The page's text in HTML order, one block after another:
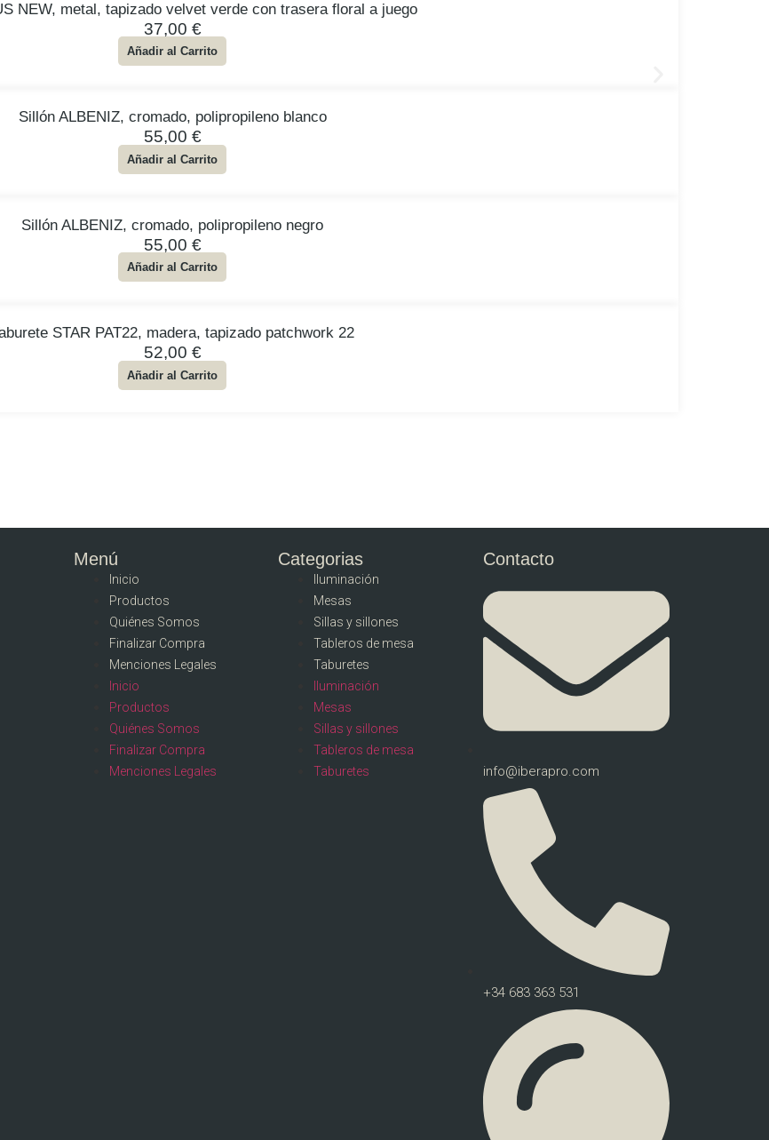
NEW, metal, tapizado velvet verde con trasera floral a juego
37,00 €
Añadir al Carrito
Sillón ALBENIZ, cromado, polipropileno blanco
55,00 €
Añadir al Carrito
Sillón ALBENIZ, cromado, polipropileno negro
55,00 €
Añadir al Carrito
STAR PAT22, madera, tapizado patchwork 22
52,00 €
Añadir al Carrito
Menú
Inicio
Productos
Quiénes Somos
Finalizar Compra
Menciones Legales
Inicio
Productos
Quiénes Somos
Finalizar Compra
Menciones Legales
Categorias
Iluminación
Mesas
Sillas y sillones
Tableros de mesa
Taburetes
Iluminación
Mesas
Sillas y sillones
Tableros de mesa
Taburetes
Contacto
info@iberapro.com
+34 683 363 531